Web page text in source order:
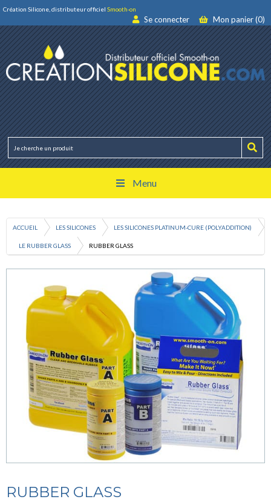
Création Silicone, distributeur officiel Smooth-on
Se connecter Mon panier (0)
Menu
ACCUEIL LES SILICONES LES SILICONES PLATINUM-CURE (POLYADDITION)
LE RUBBER GLASS RUBBER GLASS
RUBBER GLASS